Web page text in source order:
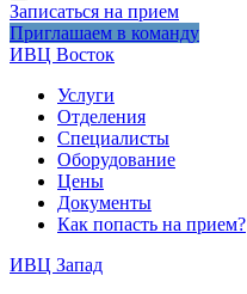
Записаться на прием
Приглашаем в команду
ИВЦ Восток
Услуги
Отделения
Специалисты
Оборудование
Цены
Документы
Как попасть на прием?
ИВЦ Запад